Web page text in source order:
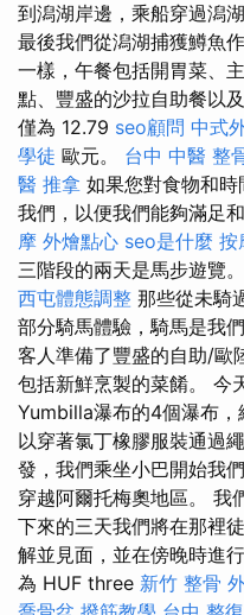
到潟湖岸邊，乘船穿過潟
最後我們從潟湖捕獲鱒魚
一樣，午餐包括開胃菜、
點、豐盛的沙拉自助餐以
僅為 12.79 seo顧問 中式
學徒 歐元。 台中 中醫 整
醫 推拿 如果您對食物和
我們，以便我們能夠滿足
摩 外燴點心 seo是什麼 按
三階段的兩天是馬步遊覽。
西屯體態調整 那些從未騎
部分騎馬體驗，騎馬是我
客人準備了豐盛的自助/歐
包括新鮮烹製的菜餚。 今
Yumbilla瀑布的4個瀑布
以穿著氯丁橡膠服裝通過
發，我們乘坐小巴開始我
穿越阿爾托梅奧地區。 我
下來的三天我們將在那裡
解並見面，並在傍晚時進
為 HUF three 新竹 整骨